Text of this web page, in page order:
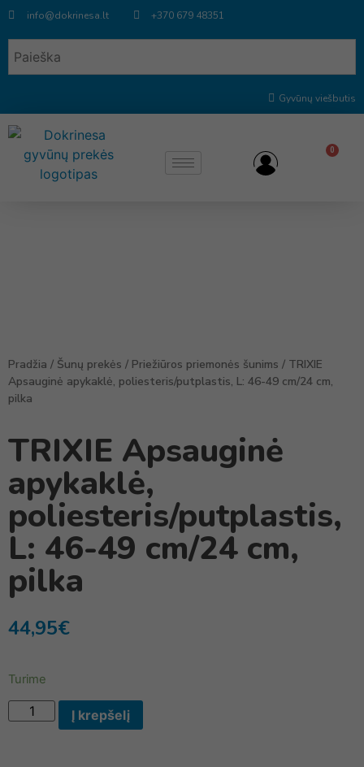
info@dokrinesa.lt +370 679 48351
Gyvūnų viešbutis
0
Pradžia / Šunų prekės / Priežiūros priemonės šunims / TRIXIE
Apsauginė apykaklė, poliesteris/putplastis, L: 46-49 cm/24 cm,
pilka
TRIXIE Apsauginė
apykaklė,
poliesteris/putplastis,
L: 46-49 cm/24 cm,
pilka
44,95€
Turime
Į krepšelį